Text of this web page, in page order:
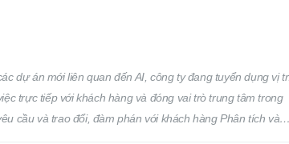
dự án mới liên quan đến AI, công ty đang tuyển dụng vị
trực tiếp với khách hàng và đóng vai trò trung tâm trong
cầu và trao đổi, đàm phán với khách hàng Phân tích và